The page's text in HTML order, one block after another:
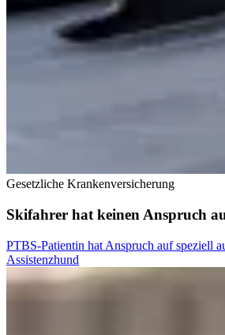
Gesetzliche Krankenversicherung
Skifahrer hat keinen Anspruch
PTBS-Patientin hat Anspruch auf speziell
Assistenzhund